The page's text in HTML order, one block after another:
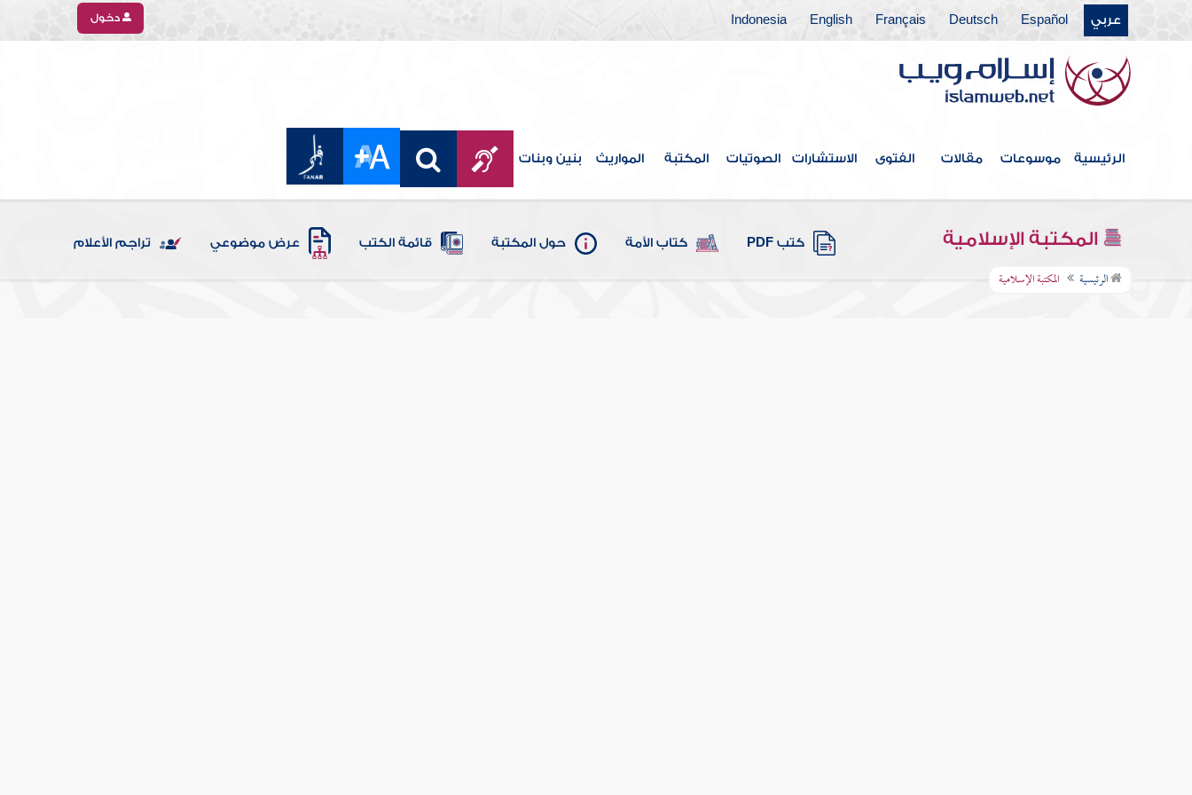
عربي Español
Deutsch
Français
English
Indonesia دخول
الرئيسية موسوعات مقالات الفتوى الاستشارات الصوتيات المكتبة المواريث بنين وبنات
المكتبة الإسلامية كتب PDF كتاب الأمة حول المكتبة قائمة الكتب عرض موضوعي تراجم الأعلام
الرئيسية المكتبة الإسلامية